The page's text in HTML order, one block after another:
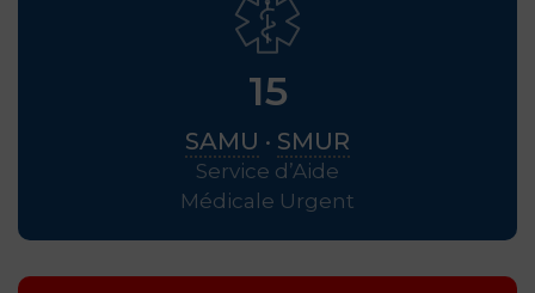
15
SAMU · SMUR
Service d’Aide
Médicale Urgent